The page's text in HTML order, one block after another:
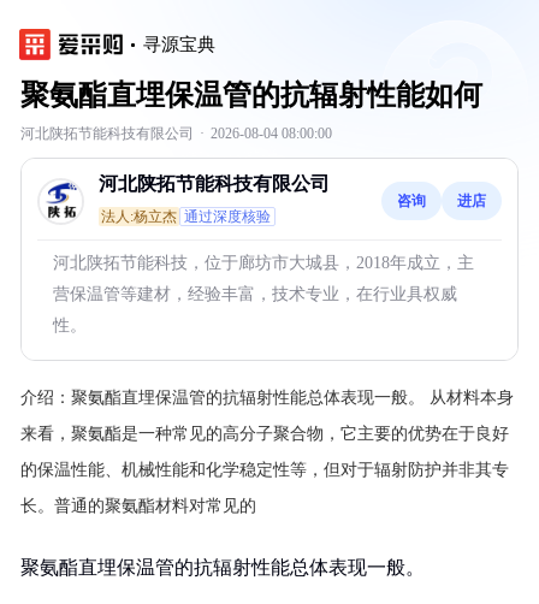
寻源宝典
聚氨酯直埋保温管的抗辐射性能如何
河北陕拓节能科技有限公司 · 2026-08-04 08:00:00
河北陕拓节能科技有限公司
法人:杨立杰 通过深度核验
咨询 进店
河北陕拓节能科技，位于廊坊市大城县，2018年成立，主
营保温管等建材，经验丰富，技术专业，在行业具权威
性。
介绍： 聚氨酯直埋保温管的抗辐射性能总体表现一般。
从材料本身
来看，聚氨酯是一种常见的高分子聚合物，它主要的优势在于良好
的保温性能、机械性能和化学稳定性等，但对于辐射防护并非其专
长。普通的聚氨酯材料对常见的
聚氨酯直埋保温管的抗辐射性能总体表现一般。